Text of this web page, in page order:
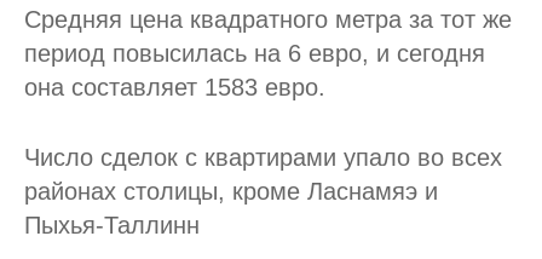
Средняя цена квадратного метра за тот же
период повысилась на 6 евро, и сегодня
она составляет 1583 евро.
Число сделок с квартирами упало во всех
районах столицы, кроме Ласнамяэ и
Пыхья-Таллинн